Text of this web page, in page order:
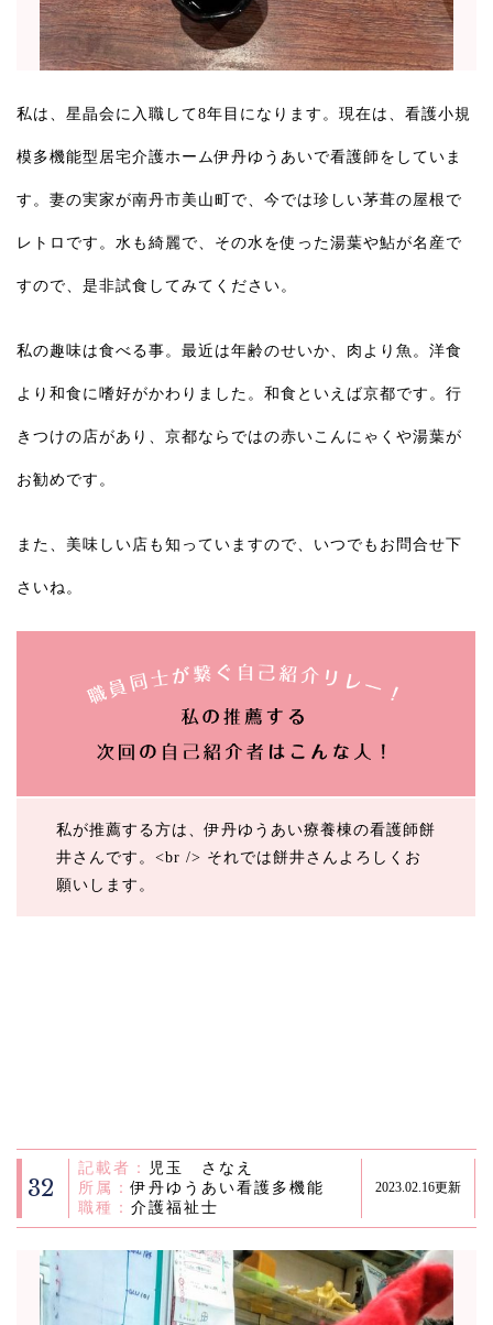
私は、星晶会に入職して8年目になります。現在は、看護小規
模多機能型居宅介護ホーム伊丹ゆうあいで看護師をしていま
す。妻の実家が南丹市美山町で、今では珍しい茅葺の屋根で
レトロです。水も綺麗で、その水を使った湯葉や鮎が名産で
すので、是非試食してみてください。
私の趣味は食べる事。最近は年齢のせいか、肉より魚。洋食
より和食に嗜好がかわりました。和食といえば京都です。行
きつけの店があり、京都ならではの赤いこんにゃくや湯葉が
お勧めです。
また、美味しい店も知っていますので、いつでもお問合せ下
さいね。
私が推薦する方は、伊丹ゆうあい療養棟の看護師餅
井さんです。<br /> それでは餅井さんよろしくお
願いします。
32
記載者：
児玉 さなえ
所属：伊丹ゆうあい看護多機能
職種：介護福祉士
2023.02.16更新